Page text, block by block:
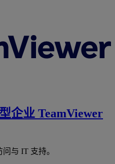
企业 TeamViewer
与 IT 支持。